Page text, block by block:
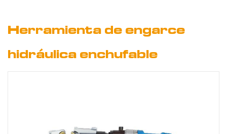
Herramienta de engarce
hidráulica enchufable